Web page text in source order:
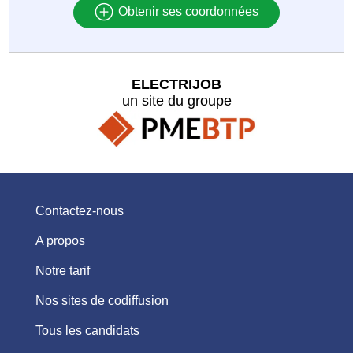
Obtenir ses coordonnées
ELECTRIJOB
un site du groupe
Contactez-nous
A propos
Notre tarif
Nos sites de codiffusion
Tous les candidats